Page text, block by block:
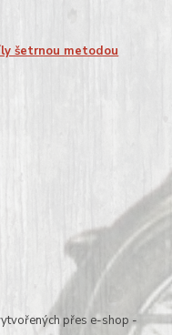
šetrnou metodou
přes e-shop -